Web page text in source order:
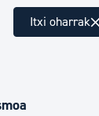
Itxi oharrak